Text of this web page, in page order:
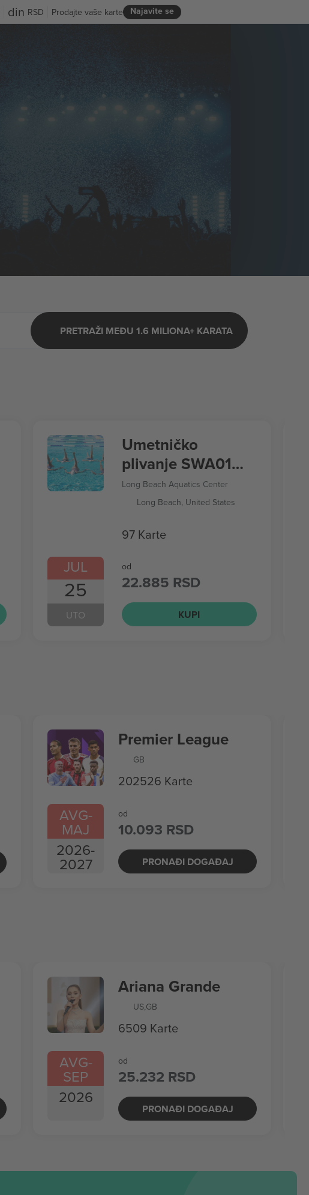
RSD Najavite se
Prodajte vaše karte
PRETRAŽI MEĐU 1.6 MILIONA+ KARATA
JUL
25
UTO
Umetničko
plivanje SWA01
Letnje igre 2028
Long Beach Aquatics Center
Long Beach, United States
97 Karte
od
22.885 RSD
KUPI
AVG-
MAJ
2026-
2027
Premier League
GB
202526 Karte
od
10.093 RSD
PRONAĐI DOGAĐAJ
AVG-
SEP
2026
Ariana Grande
US,GB
6509 Karte
od
25.232 RSD
PRONAĐI DOGAĐAJ